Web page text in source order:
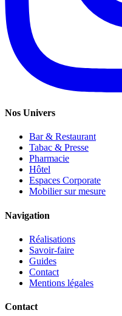
Nos Univers
Bar & Restaurant
Tabac & Presse
Pharmacie
Hôtel
Espaces Corporate
Mobilier sur mesure
Navigation
Réalisations
Savoir-faire
Guides
Contact
Mentions légales
Contact